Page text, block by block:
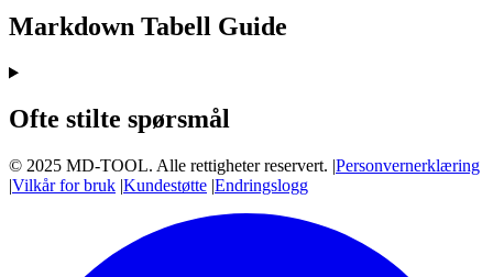
Markdown Tabell Guide
Ofte stilte spørsmål
© 2025 MD-TOOL. Alle rettigheter reservert. |Personvernerklæring
|Vilkår for bruk |Kundestøtte |Endringslogg